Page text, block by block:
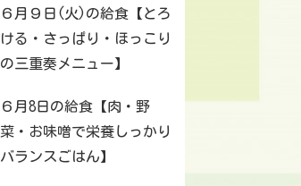
６月９日(火)の給食【とろ
ける・さっぱり・ほっこり
の三重奏メニュー】
６月8日の給食【肉・野
菜・お味噌で栄養しっかり
バランスごはん】